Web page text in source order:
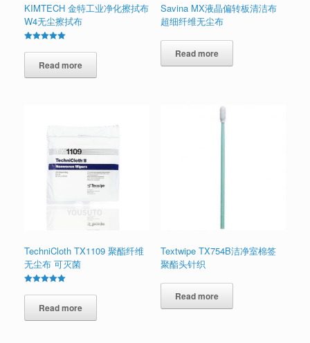
KIMTECH 金特工业净化擦拭布
W4无尘擦拭布
5.00
out of 5Read more
Savina MX液晶偏转板清洁布
超细纤维无尘布
Read more
TechniCloth TX1109 聚酯纤维
无尘布 可灭菌
5.00
out of 5Read more
Textwipe TX754B洁净室棉签
聚酯头针织
Read more